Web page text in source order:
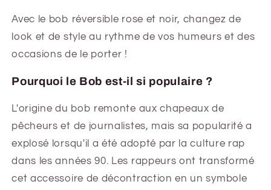
Avec le bob réversible rose et noir, changez de
look et de style au rythme de vos humeurs et des
occasions de le porter !
Pourquoi le Bob est-il si populaire ?
L'origine du bob remonte aux chapeaux de
pêcheurs et de journalistes, mais sa popularité a
explosé lorsqu'il a été adopté par la culture rap
dans les années 90. Les rappeurs ont transformé
cet accessoire de décontraction en un symbole